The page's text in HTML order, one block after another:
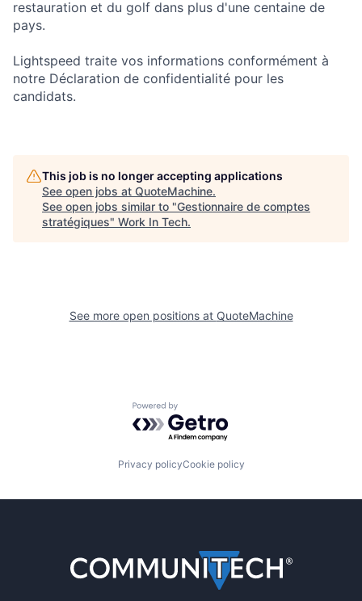
restauration et du golf dans plus d'une centaine de
pays.
Lightspeed traite vos informations conformément à
notre Déclaration de confidentialité pour les
candidats.
This job is no longer accepting applications
See open jobs at QuoteMachine.
See open jobs similar to "Gestionnaire de comptes
stratégiques" Work In Tech.
See more open positions at QuoteMachine
Powered by Getro.com
Privacy policyCookie policy